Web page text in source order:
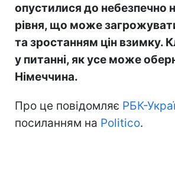
опустилися до небезпечно
рівня, що може
та зростанням цін взимку.
у питанні, як усе може
Німеччина.
Про це повідомляє РБК-
посиланням на Politico.